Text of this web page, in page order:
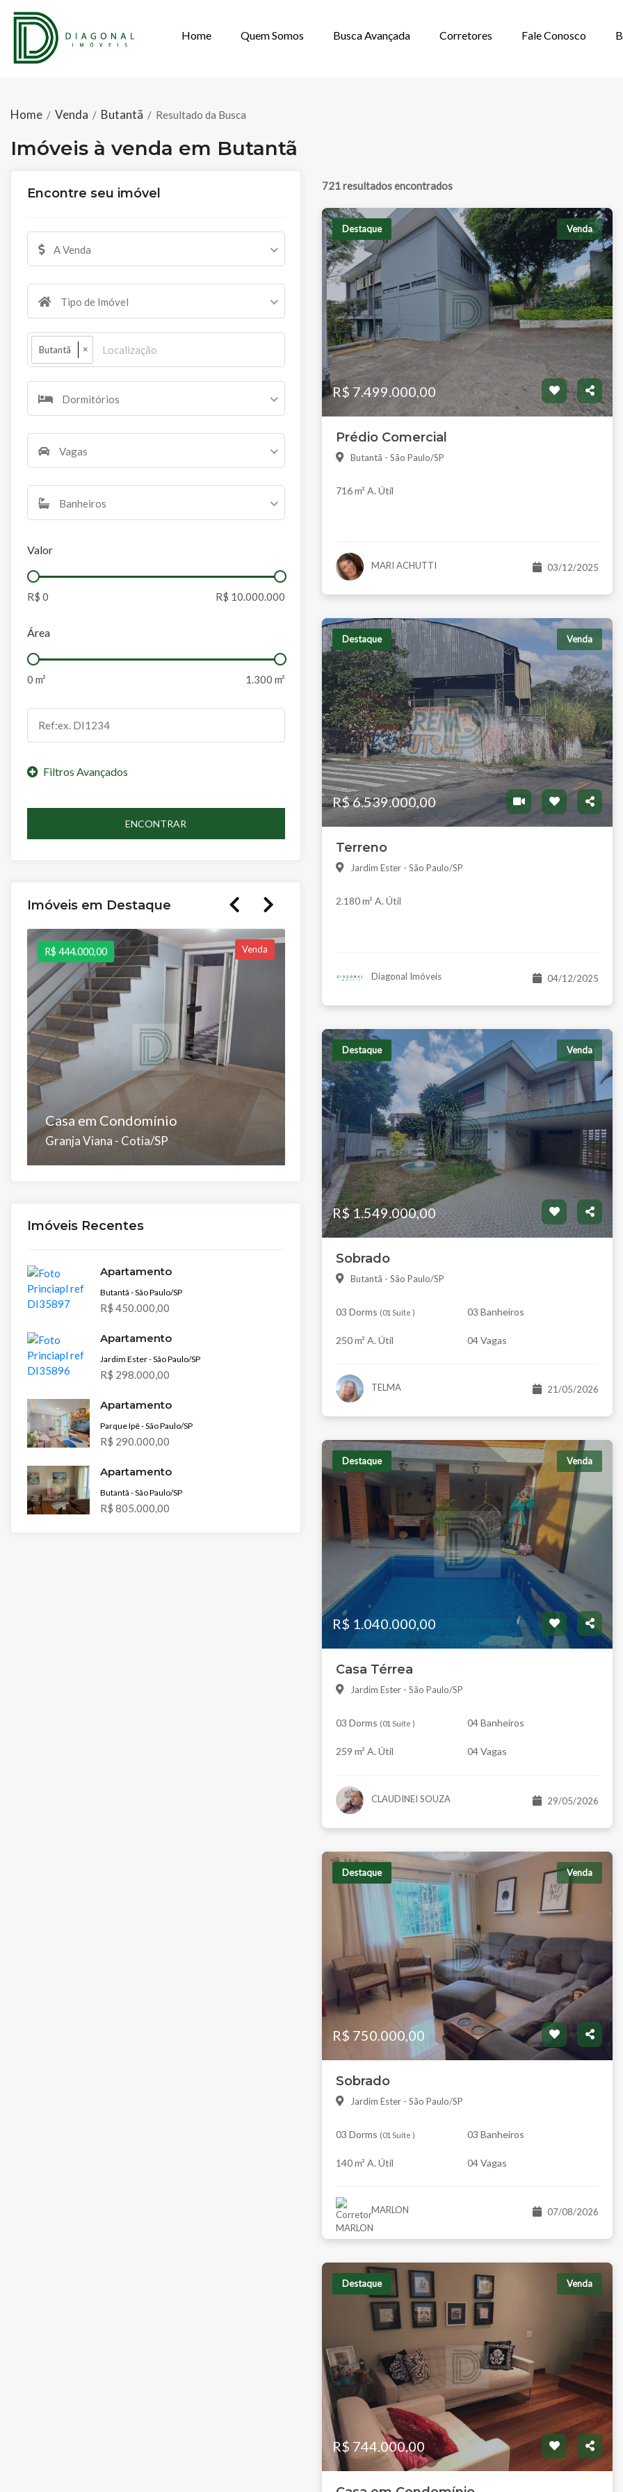
Home Quem Somos Busca Avançada Corretores Fale Conosco
IMÓVEIS À VENDA EM BUTANTÃ
Home / Venda / Butantã / Resultado da Busca
Imóveis à venda em Butantã
Encontre seu imóvel
A Venda
Tipo de Imóvel
Butantã ×
Dormitórios
Vagas
Banheiros
Valor
Área
ENCONTRAR
Imóveis em Destaque
R$ 444.000,00 Venda
Casa em Condomínio
Granja Viana - Cotia/SP
Á.Útil:
Á.Total:
Casa em Condomínio
Jardim Bonfiglioli - São Paulo/SP
Dorms:
Suítes:
1
Banhos:
3
Salas:
2
Vagas:
Á.Útil:
87 m²
Á.Total:
120 m²
Jardim
Dorms:
Á.Útil:
80 m²
80 m²
Imóveis Recentes
Apartamento
Butantã - São Paulo/SP
R$ 450.000,00
Apartamento
Jardim Ester - São Paulo/SP
R$ 298.000,00
Apartamento
Parque Ipê - São Paulo/SP
R$ 290.000,00
Apartamento
Butantã - São Paulo/SP
R$ 805.000,00
721 resultados encontrados
Destaque Venda
R$ 7.499.000,00
Prédio Comercial
Butantã - São Paulo/SP
716 m² A. Útil
MARI ACHUTTI 03/12/2025
Destaque Venda
R$ 6.539.000,00
Terreno
Jardim Ester - São Paulo/SP
2.180 m² A. Útil
Diagonal Imóveis 04/12/2025
Destaque Venda
R$ 1.549.000,00
Sobrado
Butantã - São Paulo/SP
03 Dorms (01 Suíte ) 03 Banheiros
250 m² A. Útil 04 Vagas
TELMA 21/05/2026
Destaque Venda
R$ 1.040.000,00
Casa Térrea
Jardim Ester - São Paulo/SP
03 Dorms (01 Suíte ) 04 Banheiros
259 m² A. Útil 04 Vagas
CLAUDINEI SOUZA 29/05/2026
Destaque Venda
R$ 750.000,00
Sobrado
Jardim Ester - São Paulo/SP
03 Dorms (01 Suíte ) 03 Banheiros
140 m² A. Útil 04 Vagas
MARLON 07/08/2026
Destaque Venda
R$ 744.000,00